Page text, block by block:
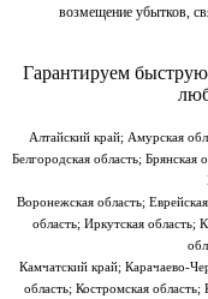
возмещение убытков,
Гарантируем
Алтайский край; Амурская
Белгородская область; Брянская
Воронежская область;
область; Иркутская область;
Камчатский край; Карачаево-
область; Костромская